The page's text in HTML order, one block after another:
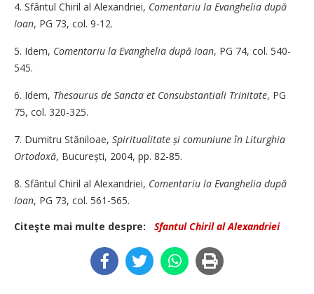
4. Sfântul Chiril al Alexandriei, Comentariu la Evanghelia după
Ioan, PG 73, col. 9-12.
5. Idem, Comentariu la Evanghelia după Ioan, PG 74, col. 540-
545.
6. Idem, Thesaurus de Sancta et Consubstantiali Trinitate, PG
75, col. 320-325.
7. Dumitru Stăniloae, Spiritualitate și comuniune în Liturghia
Ortodoxă, București, 2004, pp. 82-85.
8. Sfântul Chiril al Alexandriei, Comentariu la Evanghelia după
Ioan, PG 73, col. 561-565.
Citeşte mai multe despre:
Sfantul Chiril al Alexandriei